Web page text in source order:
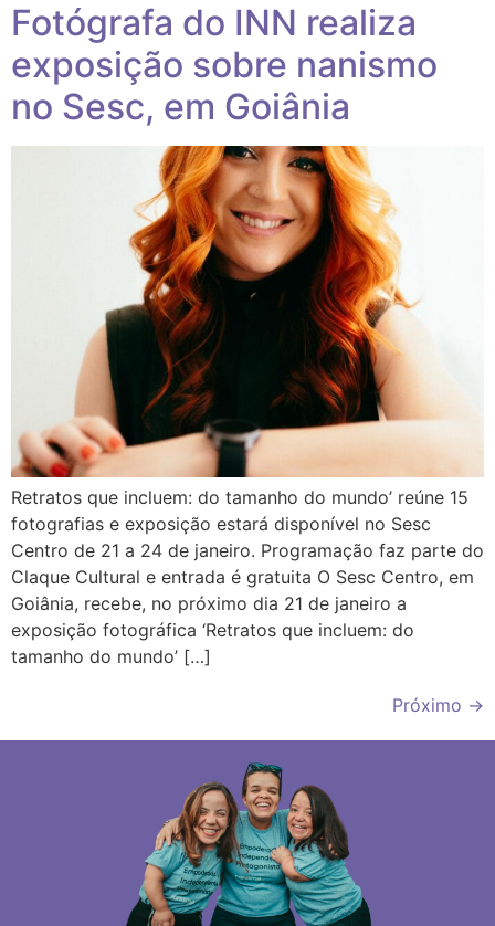
Fotógrafa do INN realiza
exposição sobre nanismo
no Sesc, em Goiânia
Retratos que incluem: do tamanho do mundo’ reúne 15
fotografias e exposição estará disponível no Sesc
Centro de 21 a 24 de janeiro. Programação faz parte do
Claque Cultural e entrada é gratuita O Sesc Centro, em
Goiânia, recebe, no próximo dia 21 de janeiro a
exposição fotográfica ‘Retratos que incluem: do
tamanho do mundo’ […]
Próximo →